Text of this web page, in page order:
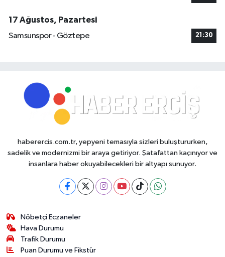
17 Ağustos, Pazartesi
Samsunspor - Göztepe
21:30
haberercis.com.tr, yepyeni temasıyla sizleri buluştururken,
sadelik ve modernizmi bir araya getiriyor. Şatafattan kaçınıyor ve
insanlara haber okuyabilecekleri bir altyapı sunuyor.
Nöbetçi Eczaneler
Hava Durumu
Trafik Durumu
Puan Durumu ve Fikstür